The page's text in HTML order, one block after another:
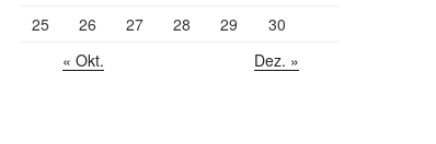
25
26 27 28 29
30
« Okt.
Dez. »